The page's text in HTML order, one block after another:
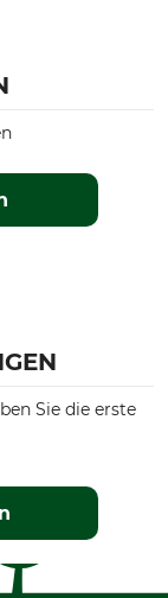
Sie die erste